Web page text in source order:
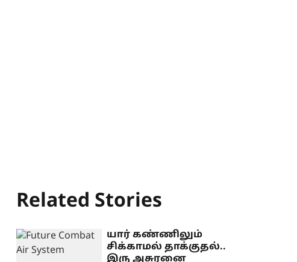
Related Stories
யார் கண்ணிலும்
சிக்காமல் தாக்குதல்..
இரு அசுரனை